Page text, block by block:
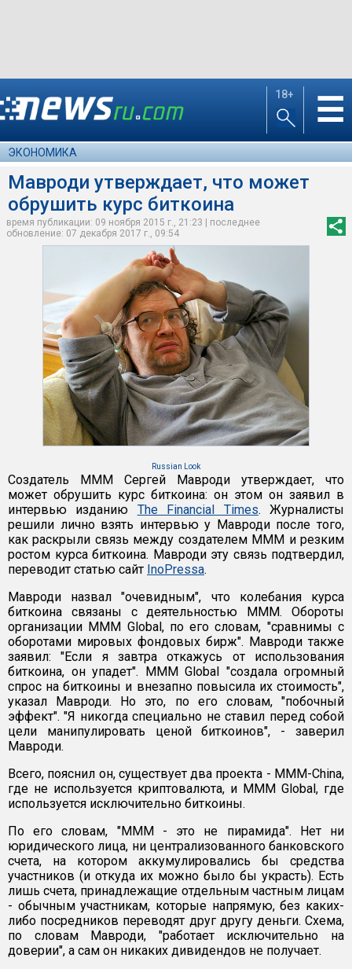
18+ ☰
ЭКОНОМИКА
Мавроди утверждает, что может
обрушить курс биткоина
время публикации: 09 ноября 2015 г., 21:23 | последнее
обновление: 07 декабря 2017 г., 09:54
Russian Look
Создатель МММ Сергей Мавроди утверждает, что
может обрушить курс биткоина: он этом он заявил в
интервью изданию The Financial Times. Журналисты
решили лично взять интервью у Мавроди после того,
как раскрыли связь между создателем МММ и резким
ростом курса биткоина. Мавроди эту связь подтвердил,
переводит статью сайт InoPressa.
Мавроди назвал "очевидным", что колебания курса
биткоина связаны с деятельностью МММ. Обороты
организации MMM Global, по его словам, "сравнимы с
оборотами мировых фондовых бирж". Мавроди также
заявил: "Если я завтра откажусь от использования
биткоина, он упадет". МММ Global "создала огромный
спрос на биткоины и внезапно повысила их стоимость",
указал Мавроди. Но это, по его словам, "побочный
эффект". "Я никогда специально не ставил перед собой
цели манипулировать ценой биткоинов", - заверил
Мавроди.
Всего, пояснил он, существует два проекта - MMM-China,
где не используется криптовалюта, и MMM Global, где
используется исключительно биткоины.
По его словам, "МММ - это не пирамида". Нет ни
юридического лица, ни централизованного банковского
счета, на котором аккумулировались бы средства
участников (и откуда их можно было бы украсть). Есть
лишь счета, принадлежащие отдельным частным лицам
- обычным участникам, которые напрямую, без каких-
либо посредников переводят друг другу деньги. Схема,
по словам Мавроди, "работает исключительно на
доверии", а сам он никаких дивидендов не получает.